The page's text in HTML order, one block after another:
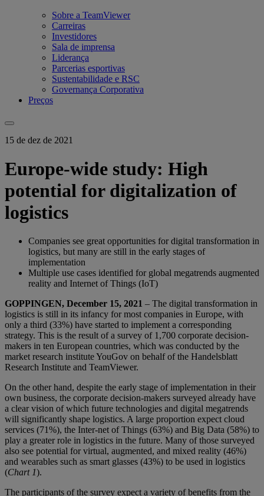
Sobre a TeamViewer
Carreiras
Investidores
Sala de imprensa
Liderança
Parcerias esportivas
Sustentabilidade e RSC
Governança Corporativa
Preços
15 de dez de 2021
Europe-wide study: High
potential for digitalization of
logistics
Companies see great opportunities for digital transformation in
logistics, but many are still in the early stages of
implementation
Multiple use cases identified for global megatrends augmented
reality and Internet of Things (IoT)
GOPPINGEN, December 15, 2021 – The digital transformation in
logistics is still in its infancy for most companies in Europe, with
only a third (33%) have started to implement a corresponding
strategy. This is the result of a survey of 1,700 corporate decision-
makers in ten European countries, which was conducted by the
market research institute YouGov on behalf of the Handelsblatt
Research Institute and TeamViewer.
On the other hand, despite the early stage of implementation in their
own business, the corporate decision-makers surveyed already have
a clear vision of which future technologies and digital megatrends
will significantly shape logistics. A large proportion expect cloud
services (71%), the Inter-net of Things (63%) and Big Data (58%) to
play a greater role in logistics in the future. Many of those surveyed
also see potential for virtual, augmented, and mixed reality (46%)
and wearables such as smart glasses (43%) to be used in logistics
(Chart 1).
The participants of the survey expect a variety of benefits from the